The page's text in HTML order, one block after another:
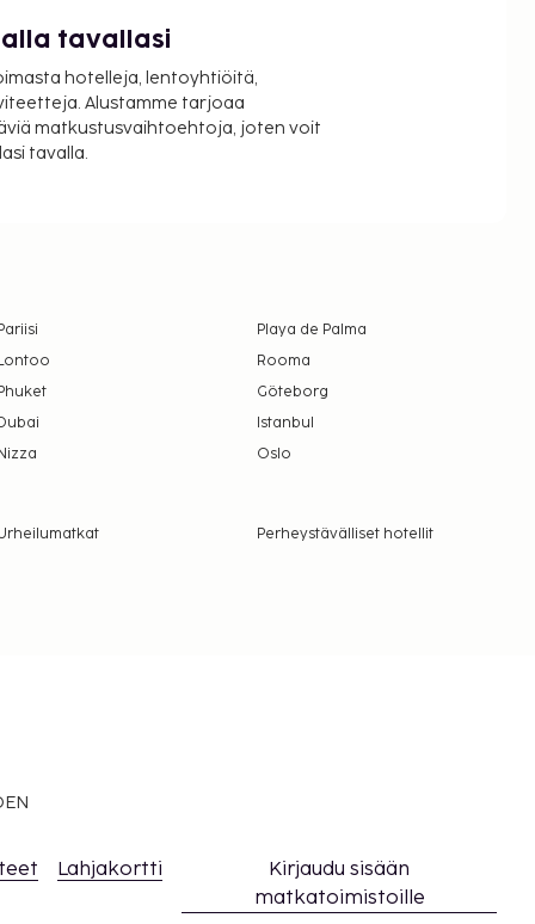
tavallasi
hotelleja, lentoyhtiöitä,
Alustamme tarjoaa
matkustusvaihtoehtoja, joten voit
tavalla.
Playa de Palma
Rooma
Göteborg
Istanbul
Oslo
Perheystävälliset hotellit
Lahjakortti
Kirjaudu sisään
matkatoimistoille